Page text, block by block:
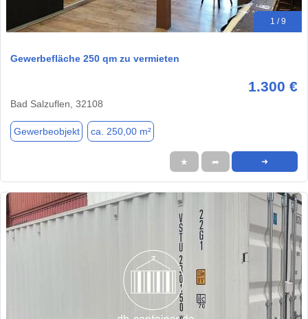
1 / 9
Gewerbefläche 250 qm zu vermieten
1.300 €
Bad Salzuflen, 32108
Gewerbeobjekt ca. 250,00 m²
★ ➦ ➜